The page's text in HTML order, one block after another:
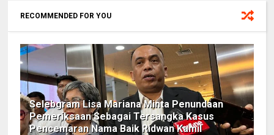
RECOMMENDED FOR YOU
Selebgram Lisa Mariana Minta Penundaan
Pemeriksaan Sebagai Tersangka Kasus
Pencemaran Nama Baik Ridwan Kamil